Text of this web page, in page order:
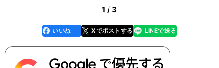
1 / 3
faceboo
k
いいね Xでポストする
line LINEで送る